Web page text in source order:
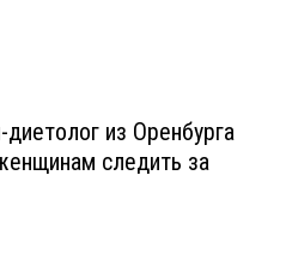
из Оренбурга
следить за